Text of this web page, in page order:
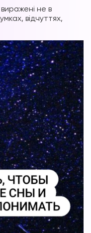
не в
відчуттях,